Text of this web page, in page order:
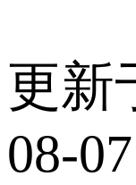
更新
08-